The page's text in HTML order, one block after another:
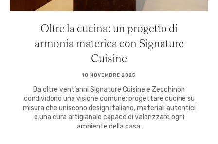
Oltre la cucina: un progetto di
armonia materica con Signature
Cuisine
10 NOVEMBRE 2025
Da oltre vent’anni Signature Cuisine e Zecchinon
condividono una visione comune: progettare cucine su
misura che uniscono design italiano, materiali autentici
e una cura artigianale capace di valorizzare ogni
ambiente della casa.